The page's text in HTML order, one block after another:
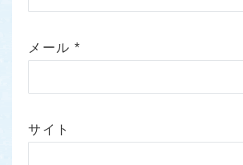
メール*
サイト